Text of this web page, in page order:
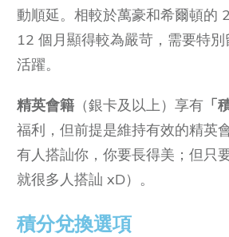
動順延。相較於萬豪和希爾頓的
12 個月顯得較為嚴苛，需要特
活躍。
精英會籍 （銀卡及以上）享有 「
福利，但前提是維持有效的精英
有人搭訕你，你要長得美；但只
就很多人搭訕 xD）。
積分兌換選項